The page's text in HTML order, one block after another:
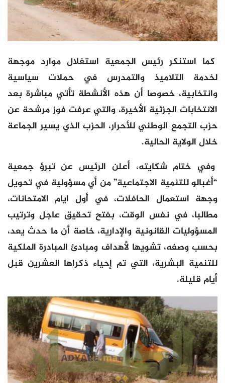
كما استنكر رئيس الجمعية استغلال موارد موجهة
لخدمة التلاميذ والتمدرس في حملات سياسية
وانتخابية، خصوصا أن هذه الأنشطة تأتي مباشرة بعد
الانتخابات الجزئية الأخيرة، والتي عرفت فوز مرشحة عن
حزب التجمع الوطني للأحرار، الحزب الذي يسير الجماعة
خلال الولاية الحالية.
وفي ختام شكايته، أعلن الرئيس عن تبرؤ جمعية
“أغبالو للتنمية الاجتماعية” من أي مسؤولية في تحويل
وجهة استعمال الحافلات، في أول ايام الامتحانات،
مطالبا، في نفس الوقت، بفتح تحقيق عاجل وترتيب
المسؤوليات القانونية والإدارية، خاصة أن ما حدث يعد،
بحسب وصفه، تشويها لأهداف ومبادئ المبادرة الملكية
للتنمية البشرية، التي تم إحياء ذكراها العشرين قبل
أيام قليلة.